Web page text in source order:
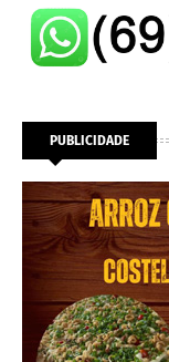
PUBLICIDADE